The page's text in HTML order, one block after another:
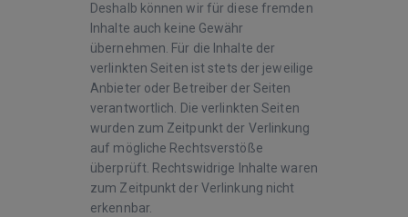
Deshalb können wir für diese fremden
Inhalte auch keine Gewähr
übernehmen. Für die Inhalte der
verlinkten Seiten ist stets der jeweilige
Anbieter oder Betreiber der Seiten
verantwortlich. Die verlinkten Seiten
wurden zum Zeitpunkt der Verlinkung
auf mögliche Rechtsverstöße
überprüft. Rechtswidrige Inhalte waren
zum Zeitpunkt der Verlinkung nicht
erkennbar.